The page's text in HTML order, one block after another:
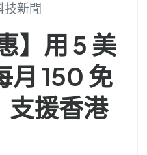
技新聞
】用 5 美
月 150 免
援香港